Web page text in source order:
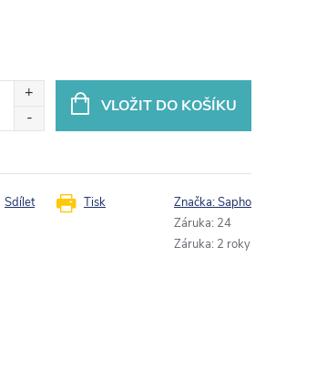
VLOŽIT DO KOŠÍKU
Tisk
Sdílet Značka:Sapho
Záruka: 24
Záruka: 2 roky